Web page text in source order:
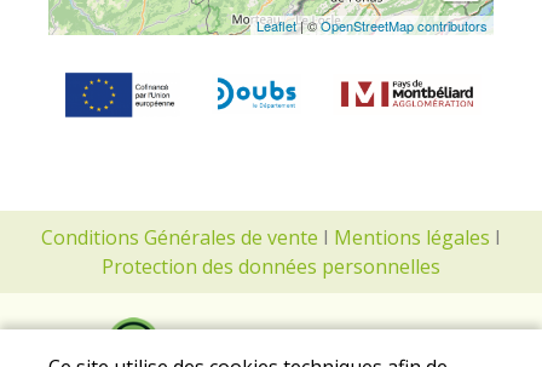
Leaflet| ©OpenStreetMap contributors
Conditions Générales de vente I Mentions légales I
Protection des données personnelles